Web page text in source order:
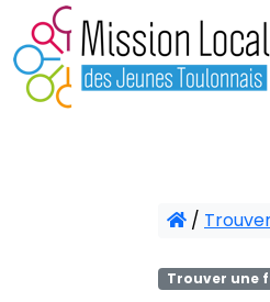
/
Trouver une
Panneau de gestion des cookies